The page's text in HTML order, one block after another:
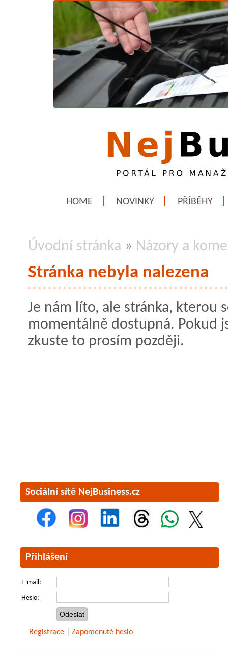
HOME NOVINKY PŘÍBĚHY
Úvodní stránka » Názory a
Stránka nebyla nalezena
Je nám líto, ale stránka, kterou
momentálně dostupná. Pokud
zkuste to prosím později.
Sociální sítě NejBusiness.cz
Přihlášení
E-mail:
Heslo:
Registrace Zapomenuté heslo